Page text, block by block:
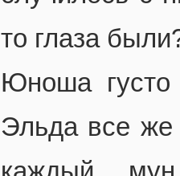
то глаза
Юноша
Эльда все же